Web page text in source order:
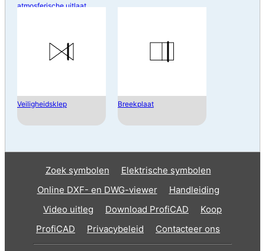
atmosferische uitlaat
Veiligheidsklep Breekplaat
Zoek symbolen
Elektrische symbolen
Online DXF- en DWG-viewer
Handleiding
Video uitleg
Download ProfiCAD
Koop
ProfiCAD
Privacybeleid Contacteer ons